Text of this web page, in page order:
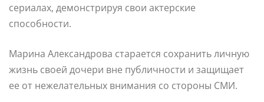
сериалах, демонстрируя свои актерские
способности.
Марина Александрова старается сохранить личную
жизнь своей дочери вне публичности и защищает
ее от нежелательных внимания со стороны СМИ.